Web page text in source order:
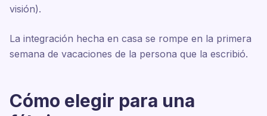
visión).
La integración hecha en casa se rompe en la primera
semana de vacaciones de la persona que la escribió.
Cómo elegir para una